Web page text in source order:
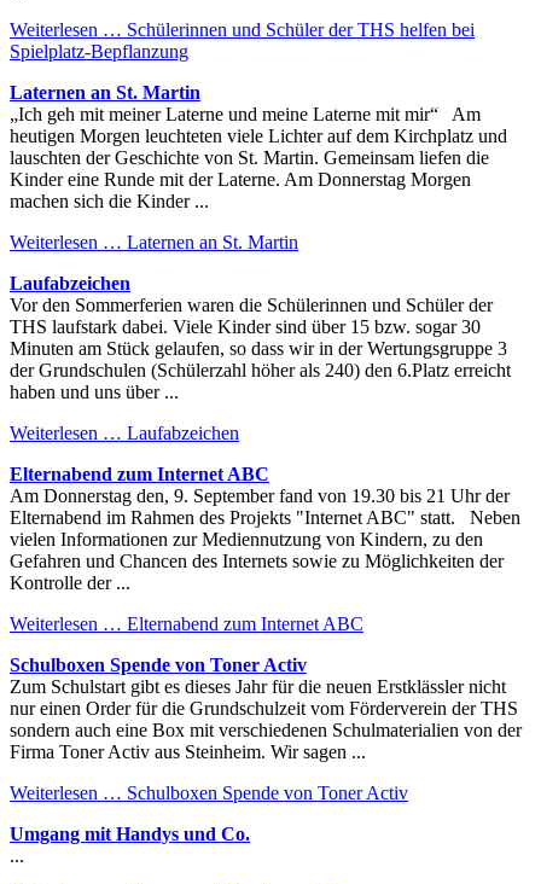
Weiterlesen … Schülerinnen und Schüler der THS helfen bei
Spielplatz-Bepflanzung
Laternen an St. Martin
„Ich geh mit meiner Laterne und meine Laterne mit mir“ Am
heutigen Morgen leuchteten viele Lichter auf dem Kirchplatz und
lauschten der Geschichte von St. Martin. Gemeinsam liefen die
Kinder eine Runde mit der Laterne. Am Donnerstag Morgen
machen sich die Kinder ...
Weiterlesen … Laternen an St. Martin
Laufabzeichen
Vor den Sommerferien waren die Schülerinnen und Schüler der
THS laufstark dabei. Viele Kinder sind über 15 bzw. sogar 30
Minuten am Stück gelaufen, so dass wir in der Wertungsgruppe 3
der Grundschulen (Schülerzahl höher als 240) den 6.Platz erreicht
haben und uns über ...
Weiterlesen … Laufabzeichen
Elternabend zum Internet ABC
Am Donnerstag den, 9. September fand von 19.30 bis 21 Uhr der
Elternabend im Rahmen des Projekts "Internet ABC" statt. Neben
vielen Informationen zur Mediennutzung von Kindern, zu den
Gefahren und Chancen des Internets sowie zu Möglichkeiten der
Kontrolle der ...
Weiterlesen … Elternabend zum Internet ABC
Schulboxen Spende von Toner Activ
Zum Schulstart gibt es dieses Jahr für die neuen Erstklässler nicht
nur einen Order für die Grundschulzeit vom Förderverein der THS
sondern auch eine Box mit verschiedenen Schulmaterialien von der
Firma Toner Activ aus Steinheim. Wir sagen ...
Weiterlesen … Schulboxen Spende von Toner Activ
Umgang mit Handys und Co.
...